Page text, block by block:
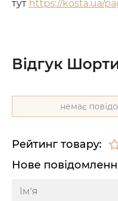
тут https://kosta.ua/
Відгук
немає
Рейтинг товару:
Нове